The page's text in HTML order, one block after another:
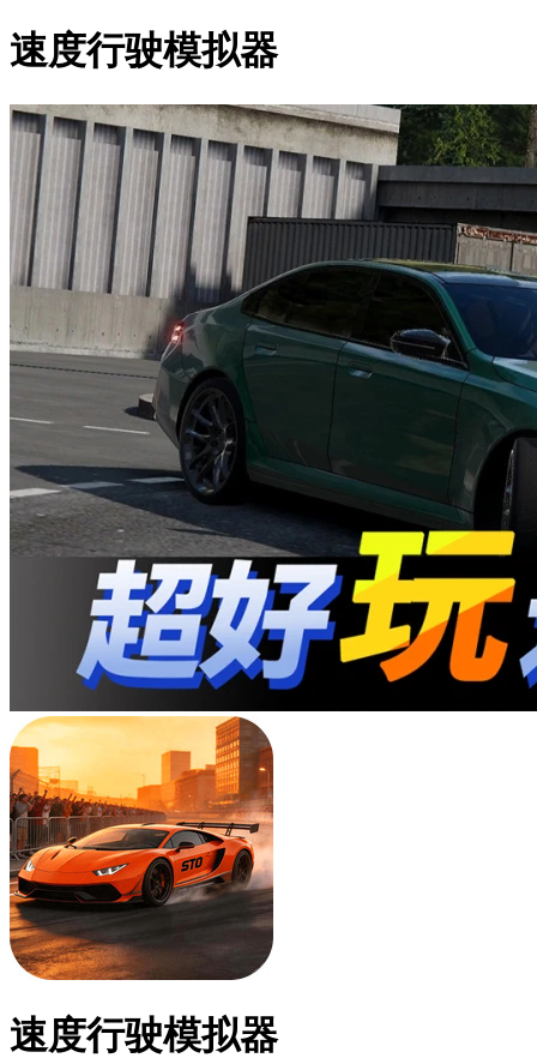
速度行驶模拟器
速度行驶模拟器